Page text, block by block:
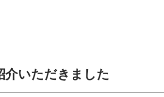
いただきました